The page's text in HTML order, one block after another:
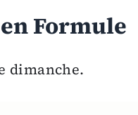
Formule
dimanche.